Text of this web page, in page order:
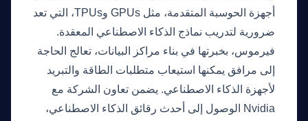
أجهزة الحوسبة المتقدمة، مثل GPUs وTPUs، التي تعد
ضرورية لتدريب نماذج الذكاء الاصطناعي المعقدة.
فيرموس، بخبرتها في بناء مراكز البيانات، تعالج الحاجة
إلى مرافق يمكنها استيعاب متطلبات الطاقة والتبريد
لأجهزة الذكاء الاصطناعي. يضمن تعاون الشركة مع
Nvidia الوصول إلى أحدث رقائق الذكاء الاصطناعي،